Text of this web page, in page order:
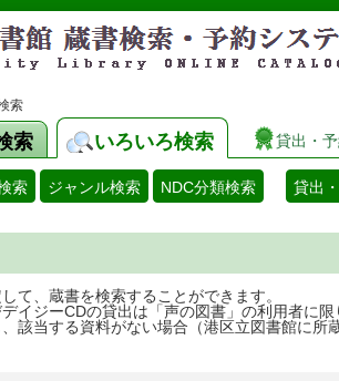
索
索 いろいろ検索 貸出・
索 ジャンル検索 NDC分類検索 貸出
て、蔵書を検索することができます。
イジーCDの貸出は「声の図書」の利用者に限
該当する資料がない場合（港区立図書館に所